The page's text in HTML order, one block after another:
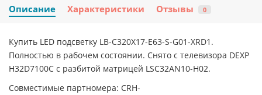
Описание Характеристики Отзывы 0
Купить LED подсветку LB-C320X17-E63-S-G01-XRD1.
Полностью в рабочем состоянии. Снято с телевизора DEXP
H32D7100C с разбитой матрицей LSC32AN10-H02.
Совместимые партномера: CRH-